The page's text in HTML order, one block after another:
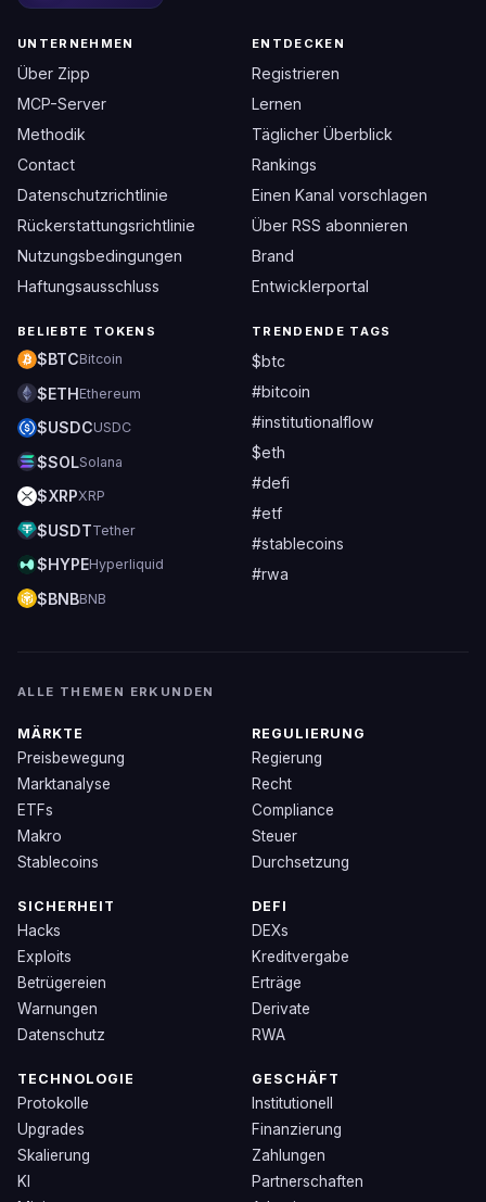
UNTERNEHMEN
Über Zipp
MCP-Server
Methodik
Contact
Datenschutzrichtlinie
Rückerstattungsrichtlinie
Nutzungsbedingungen
Haftungsausschluss
ENTDECKEN
Registrieren
Lernen
Täglicher Überblick
Rankings
Einen Kanal vorschlagen
Über RSS abonnieren
Brand
Entwicklerportal
BELIEBTE TOKENS
$BTCBitcoin
$ETHEthereum
$USDCUSDC
$SOLSolana
$XRPXRP
$USDTTether
$HYPEHyperliquid
$BNBBNB
TRENDENDE TAGS
$btc
#bitcoin
#institutionalflow
$eth
#defi
#etf
#stablecoins
#rwa
ALLE THEMEN ERKUNDEN
MÄRKTE
Preisbewegung
Marktanalyse
ETFs
Makro
Stablecoins
REGULIERUNG
Regierung
Recht
Compliance
Steuer
Durchsetzung
SICHERHEIT
Hacks
Exploits
Betrügereien
Warnungen
Datenschutz
DEFI
DEXs
Kreditvergabe
Erträge
Derivate
RWA
TECHNOLOGIE
Protokolle
Upgrades
Skalierung
KI
GESCHÄFT
Institutionell
Finanzierung
Zahlungen
Partnerschaften